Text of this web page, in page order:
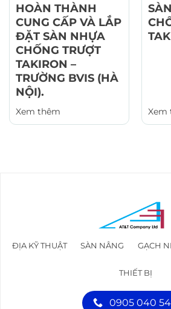
HOÀN THÀNH
CUNG CẤP VÀ LẮP
ĐẶT SÀN NHỰA
CHỐNG TRƯỢT
TAKIRON –
TRƯỜNG BVIS (HÀ
NỘI).
Xem thêm Xem
ĐỊA KỸ THUẬT SÀN NÂNG GẠCH
THIẾT BỊ
0905 040